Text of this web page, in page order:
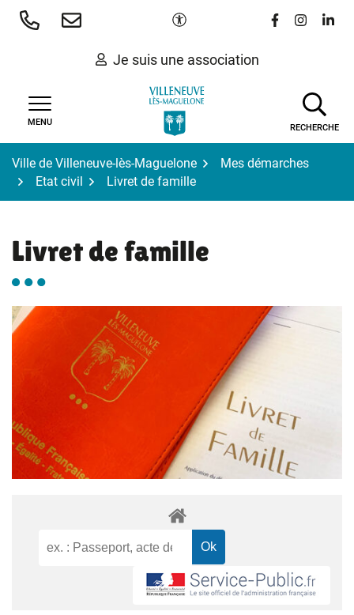
Aller
Paramètres d'accessibilité
Lien vers le
Lien vers
Lien
Je suis une association
MENU
RECHERCHE
Ville de Villeneuve-lès-Maguelone
Mes démarches
Etat civil
Livret de famille
Livret de famille